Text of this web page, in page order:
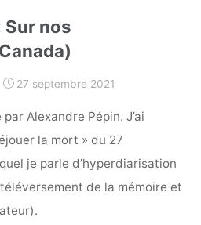
nos
27 septembre 2021
Alexandre Pépin. J’ai
la mort » du 27
je parle d’hyperdiarisation
de la mémoire et